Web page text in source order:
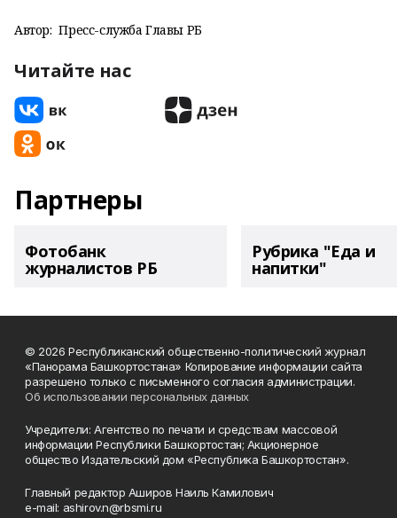
Автор: Пресс-служба Главы РБ
Читайте нас
Партнеры
Фотобанк
журналистов РБ
Рубрика "Еда и
напитки"
© 2026 Республиканский общественно-политический журнал
«Панорама Башкортостана» Копирование информации сайта
разрешено только с письменного согласия администрации.
Об использовании персональных данных
Учредители: Агентство по печати и средствам массовой
информации Республики Башкортостан; Акционерное
общество Издательский дом «Республика Башкортостан».
Главный редактор Аширов Наиль Камилович
e-mail: ashirov.n@rbsmi.ru